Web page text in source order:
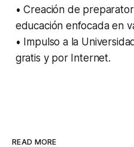
• Creación de
educación enfocada en
• Impulso a la
gratis y por Internet.
READ MORE